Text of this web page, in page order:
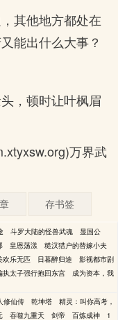
其他地方都处在
能出什么大事？
，顿时让叶枫眉
万界武
存书签
斗罗大陆的怪兽武魂
显国公
皇恩荡漾
糙汉猎户的替嫁小夫
欢乐无匹 日暮醉归途
影视都市剧
执太子强行抱回东宫
成为资本，我
修仙传 乾坤塔
精灵：叫你高考，
吞噬九重天 剑帝 百炼成神 1